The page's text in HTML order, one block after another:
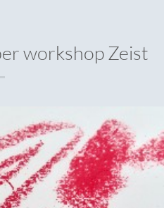
workshop Zeist